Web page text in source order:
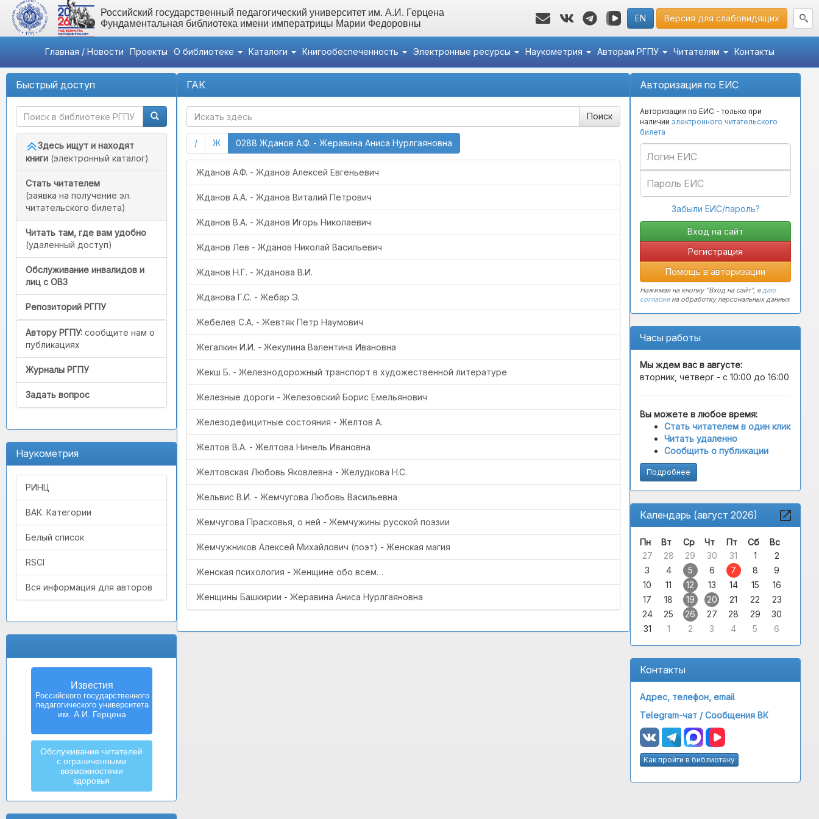
Российский государственный педагогический университет им. А.И. Герцена
Фундаментальная библиотека имени императрицы Марии Федоровны
EN Версия для слабовидящих
Главная / Новости Проекты О библиотеке Каталоги Книгообеспеченность Электронные ресурсы Наукометрия Авторам РГПУ Читателям Контакты
Быстрый доступ
Здесь ищут и находят
книги (электронный каталог)
Стать читателем
(заявка на получение эл.
читательского билета)
Читать там, где вам удобно
(удаленный доступ)
Обслуживание инвалидов и
лиц с ОВЗ
Репозиторий РГПУ
Автору РГПУ: сообщите нам о
публикациях
Журналы РГПУ
Задать вопрос
Наукометрия
РИНЦ
ВАК. Категории
Белый список
RSCI
Вся информация для авторов
Известия
Российского государственного
педагогического университета
им. А.И. Герцена
Обслуживание читателей
с ограниченными
возможностями
здоровья
Авторизация по ЕИС
Авторизация по ЕИС - только при
наличии электронного читательского
билета
Забыли ЕИС/пароль?
Регистрация
Помощь в авторизации
Нажимая на кнопку "Вход на сайт", ядаю
согласиена обработку персональных данных
Часы работы
Мы ждем вас в августе:
вторник, четверг - с 10:00 до 16:00
Вы можете в любое время:
Стать читателем в один клик
Читать удаленно
Сообщить о публикации
Подробнее
Календарь (август 2026)
Пн Вт Ср Чт Пт Сб
Вс
27
28 29 30 31 1
2
3
4 5 6 7 8
9
10
11 12 13 14 15
16
17
18 19 20 21 22
23
24
25 26 27 28 29
30
31
1 2 3 4 5 6
Контакты
Адрес, телефон, email
Telegram-чат /Сообщения ВК
Как пройти в библиотеку
ГАК
/(current)
Ж(current)
0288 Жданов А.Ф. - Жеравина Аниса Нурлгаяновна
Жданов А.Ф. - Жданов Алексей Евгеньевич
Жданов А.А. - Жданов Виталий Петрович
Жданов В.А. - Жданов Игорь Николаевич
Жданов Лев - Жданов Николай Васильевич
Жданов Н.Г. - Жданова В.И.
Жданова Г.С. - Жебар Э.
Жебелев С.А. - Жевтяк Петр Наумович
Жегалкин И.И. - Жекулина Валентина Ивановна
Жекш Б. - Железнодорожный транспорт в художественной литературе
Железные дороги - Железовский Борис Емельянович
Железодефицитные состояния - Желтов А.
Желтов В.А. - Желтова Нинель Ивановна
Желтовская Любовь Яковлевна - Желудкова Н.С.
Жельвис В.И. - Жемчугова Любовь Васильевна
Жемчугова Прасковья, о ней - Жемчужины русской поэзии
Жемчужников Алексей Михайлович (поэт) - Женская магия
Женская психология - Женщине обо всем…
Женщины Башкирии - Жеравина Аниса Нурлгаяновна